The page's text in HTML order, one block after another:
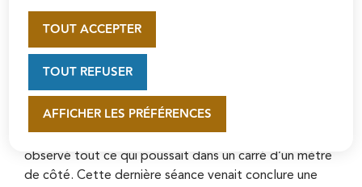
AFFICHER LES PRÉFÉRENCES
TOUT ACCEPTER
TOUT REFUSER
Soutenez la rénovation de la cathédrale Saint-
Maclou en vous connectant sur le site de la
Fondation du patrimoine.
En savoir plus
« Avant, on était proches de la
nature. Cette année, on a appris à la
connaître »
Accroupis dans l’herbe, carnet en main, les élèves
observé tout ce qui poussait dans un carré d’un mètre
de côté. Cette dernière séance venait conclure une